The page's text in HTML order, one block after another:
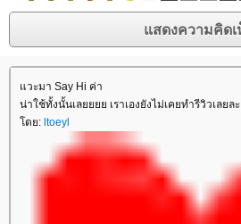
วะมา Say Hi ค่า
น่าใช้ทั้งนั้นเลยยยย เราเองยังไม่เคยทำรีวิวเลยละ
ดย: ltoeyl